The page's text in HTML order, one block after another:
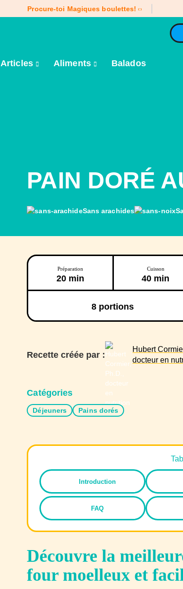
Procure-toi Magiques boulettes!
Articles Aliments Balados
PAIN DORÉ
Sans arachides
Préparation
20 min
Cuisson
40 min
8 portions
Recette créée par :
Hubert
docteur en
Catégories
Déjeuners Pains dorés
Introduction
FAQ
Découvre la
four moelleux et